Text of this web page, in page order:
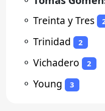
⚬ Treinta y Tres
⚬ Trinidad 2
⚬ Vichadero 2
⚬ Young 3